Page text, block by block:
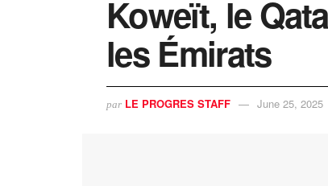
Koweït, le
les Émirats
par LE PROGRES STAFF June 25, 2025